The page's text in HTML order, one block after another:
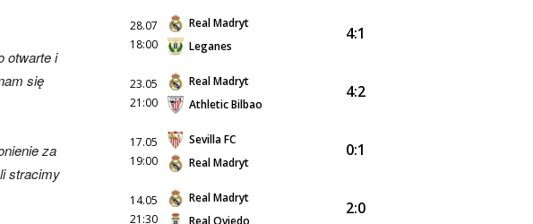
otwarte i
się
za
stracimy
28.07
18:00
Real Madryt
Leganes
4:1
23.05
21:00
Real Madryt
Athletic Bilbao
4:2
17.05
19:00
Sevilla FC
Real Madryt
0:1
14.05
21:30
Real Madryt
Real Oviedo
2:0